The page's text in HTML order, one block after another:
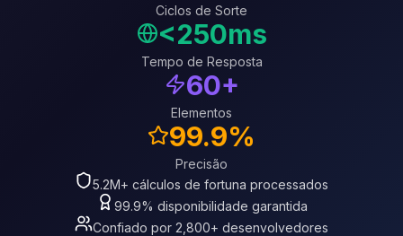
Ciclos de Sorte
<250ms
Tempo de Resposta
60+
Elementos
99.9%
Precisão
5.2M+ cálculos de fortuna processados
99.9% disponibilidade garantida
Confiado por 2,800+ desenvolvedores